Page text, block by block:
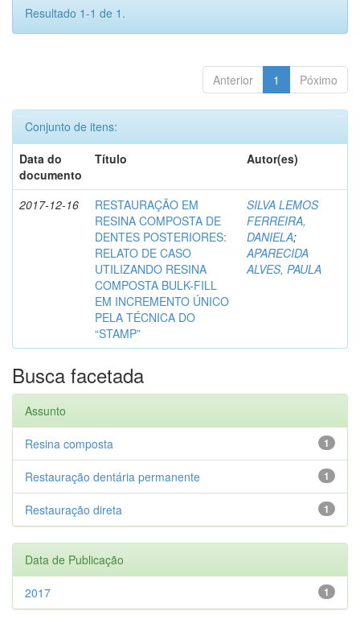
Resultado 1-1 de 1.
Anterior 1 Póximo
Conjunto de itens:
Data do
documento
Título Autor(es)
2017-12-16
RESTAURAÇÃO EM
RESINA COMPOSTA DE
DENTES POSTERIORES:
RELATO DE CASO
UTILIZANDO RESINA
COMPOSTA BULK-FILL
EM INCREMENTO ÚNICO
PELA TÉCNICA DO
“STAMP”
SILVA LEMOS
FERREIRA,
DANIELA;
APARECIDA
ALVES, PAULA
Busca facetada
Assunto
1
Resina composta
1
Restauração dentária permanente
1
Restauração direta
Data de Publicação
1
2017